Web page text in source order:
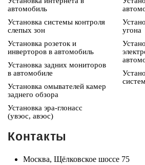
автомобиль
Установка системы контроля
слепых зон
Установка розеток и
инверторов в автомобиль
Установка задних мониторов
в автомобиле
Установка омывателей камер
заднего обзора
Установка эра-глонасс
(увэос, авэос)
угона
Контакты
Москва, Щёлковское шоссе 75